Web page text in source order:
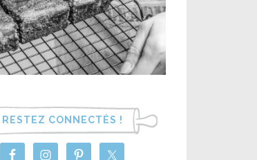
RESTEZ CONNECTÉS !